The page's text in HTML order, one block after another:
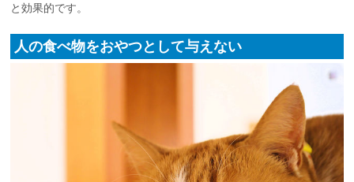
と効果的です。
人の食べ物をおやつとして与えない